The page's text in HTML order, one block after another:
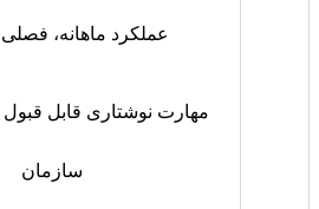
عملکرد ماهانه، فصلی
مهارت نوشتاری قابل
سازمان